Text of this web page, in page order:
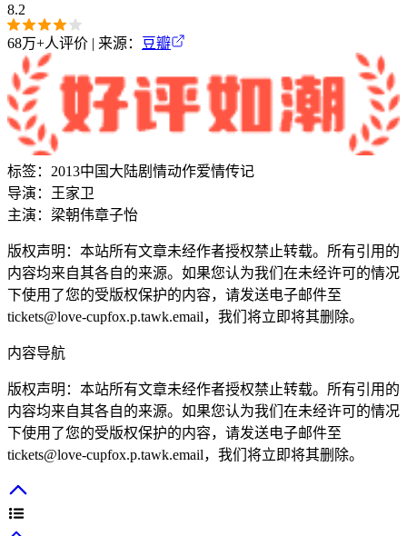
8.2
68万+人评价 | 来源： 豆瓣
标签： 2013中国大陆剧情动作爱情传记
导演：
王家卫
主演： 梁朝伟章子怡
版权声明：本站所有文章未经作者授权禁止转载。所有引用的
内容均来自其各自的来源。如果您认为我们在未经许可的情况
下使用了您的受版权保护的内容，请发送电子邮件至
tickets@love-cupfox.p.tawk.email，我们将立即将其删除。
内容导航
版权声明：本站所有文章未经作者授权禁止转载。所有引用的
内容均来自其各自的来源。如果您认为我们在未经许可的情况
下使用了您的受版权保护的内容，请发送电子邮件至
tickets@love-cupfox.p.tawk.email，我们将立即将其删除。